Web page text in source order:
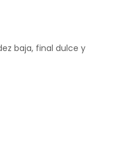
baja, final dulce y